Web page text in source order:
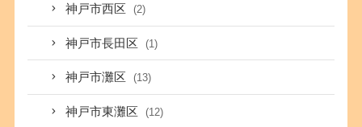
神戸市西区 (2)
神戸市長田区 (1)
神戸市灘区 (13)
神戸市東灘区 (12)